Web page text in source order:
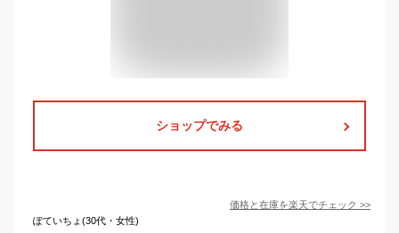
ショップでみる
価格と在庫を楽天でチェック >>
ぽていちょ(30代・女性)